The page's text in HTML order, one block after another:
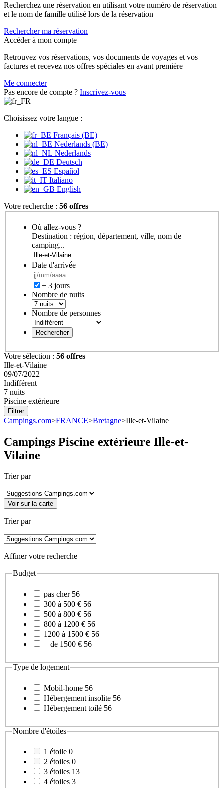
Recherchez une réservation en utilisant votre numéro de réservation
et le nom de famille utilisé lors de la réservation
Rechercher ma réservation
Accéder à mon compte
Retrouvez vos réservations, vos documents de voyages et vos
factures et recevez nos offres spéciales en avant première
Me connecter
Pas encore de compte ? Inscrivez-vous
Choisissez votre langue :
Français (BE)
Nederlands (BE)
Nederlands
Deutsch
Español
Italiano
English
Votre recherche : 56 offres
Où allez-vous ?
Destination : région, département, ville, nom de
camping...
Date d'arrivée
± 3 jours
Nombre de nuits
Nombre de personnes
Rechercher
Votre sélection : 56 offres
Ille-et-Vilaine
09/07/2022
Indifférent
7 nuits
Piscine extérieure
Filtrer
Campings.com>FRANCE>Bretagne>Ille-et-Vilaine
Campings Piscine extérieure Ille-et-
Vilaine
Trier par
Voir sur la carte
Trier par
Affiner votre recherche
Budget
pas cher 56
300 à 500 € 56
500 à 800 € 56
800 à 1200 € 56
1200 à 1500 € 56
+ de 1500 € 56
Type de logement
Mobil-home 56
Hébergement insolite 56
Hébergement toilé 56
Nombre d'étoiles
1 étoile 0
2 étoiles 0
3 étoiles 13
4 étoiles 3